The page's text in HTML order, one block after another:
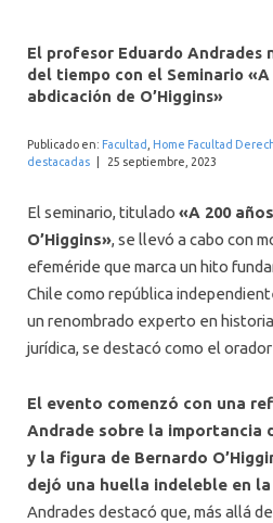
INTERNACIONAL
El profesor Eduardo Andrades
del tiempo con el Seminario «A
abdicación de O’Higgins»
Publicado en: Facultad Home Facultad
destacadas
25 septiembre, 2023
El seminario, titulado «A 200
O’Higgins», se llevó a cabo con
efeméride que marca un hito
Chile como república
un renombrado experto en
jurídica, se destacó como el
El evento comenzó con una
Andrade sobre la importancia
y la figura de Bernardo
dejó una huella indeleble en
Andrades destacó que, más allá